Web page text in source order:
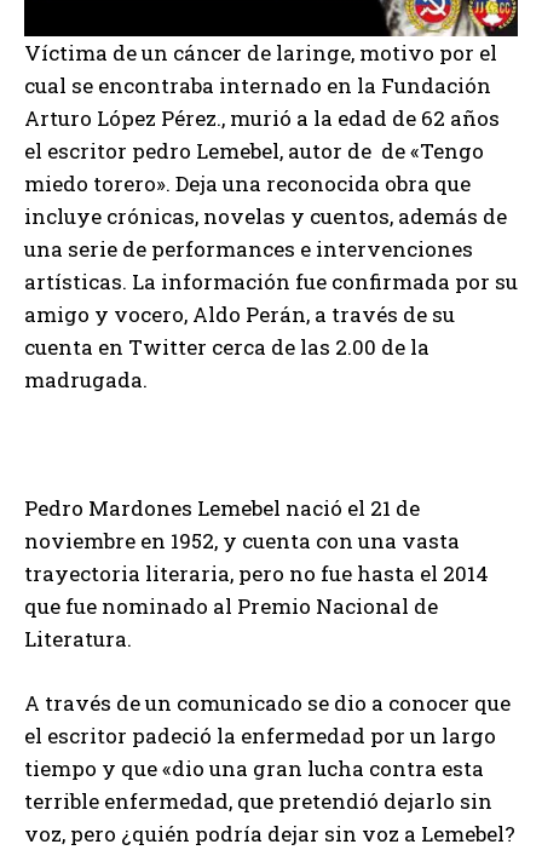
Víctima de un cáncer de laringe, motivo por el
cual se encontraba internado en la Fundación
Arturo López Pérez., murió a la edad de 62 años
el escritor pedro Lemebel, autor de de «Tengo
miedo torero». Deja una reconocida obra que
incluye crónicas, novelas y cuentos, además de
una serie de performances e intervenciones
artísticas. La información fue confirmada por su
amigo y vocero, Aldo Perán, a través de su
cuenta en Twitter cerca de las 2.00 de la
madrugada.
Pedro Mardones Lemebel nació el 21 de
noviembre en 1952, y cuenta con una vasta
trayectoria literaria, pero no fue hasta el 2014
que fue nominado al Premio Nacional de
Literatura.
A través de un comunicado se dio a conocer que
el escritor padeció la enfermedad por un largo
tiempo y que «dio una gran lucha contra esta
terrible enfermedad, que pretendió dejarlo sin
voz, pero ¿quién podría dejar sin voz a Lemebel?